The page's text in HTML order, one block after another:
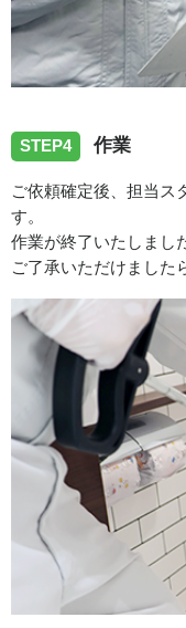
STEP4 作業
ご依頼確定後、担当ス
す。
作業が終了いたしまし
ご了承いただけました